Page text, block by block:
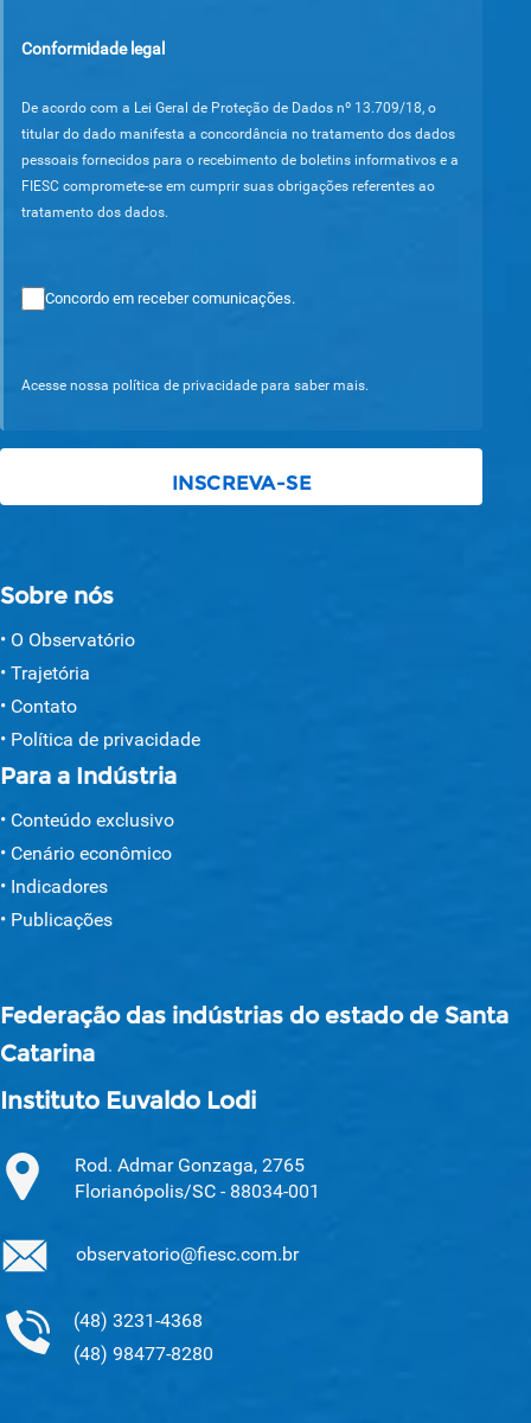
Conformidade legal
De acordo com a Lei Geral de Proteção de Dados nº 13.709/18, o
titular do dado manifesta a concordância no tratamento dos dados
pessoais fornecidos para o recebimento de boletins informativos e a
FIESC compromete-se em cumprir suas obrigações referentes ao
tratamento dos dados.
Concordo em receber comunicações.
Acesse nossa política de privacidade para saber mais.
Sobre nós
O Observatório
Trajetória
Contato
Política de privacidade
Para a Indústria
Conteúdo exclusivo
Cenário econômico
Indicadores
Publicações
Federação das indústrias do estado de Santa
Catarina
Instituto Euvaldo Lodi
Rod. Admar Gonzaga, 2765
Florianópolis/SC - 88034-001
observatorio@fiesc.com.br
(48) 3231-4368
(48) 98477-8280